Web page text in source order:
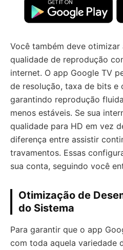
Você também deve otimizar
qualidade de reprodução
internet. O app Google TV
de resolução, taxa de bits e
garantindo reprodução
menos estáveis. Se sua
qualidade para HD em vez
diferença entre assistir
travamentos. Essas
sua conta, seguindo você
Otimização de
do Sistema
Para garantir que o app
com toda aquela variedade